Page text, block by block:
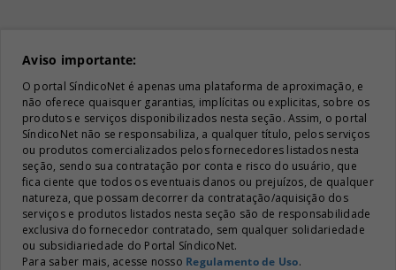
Aviso importante:
O portal SíndicoNet é apenas uma plataforma de aproximação, e
não oferece quaisquer garantias, implícitas ou explicitas, sobre os
produtos e serviços disponibilizados nesta seção. Assim, o portal
SíndicoNet não se responsabiliza, a qualquer título, pelos serviços
ou produtos comercializados pelos fornecedores listados nesta
seção, sendo sua contratação por conta e risco do usuário, que
fica ciente que todos os eventuais danos ou prejuízos, de qualquer
natureza, que possam decorrer da contratação/aquisição dos
serviços e produtos listados nesta seção são de responsabilidade
exclusiva do fornecedor contratado, sem qualquer solidariedade
ou subsidiariedade do Portal SíndicoNet.
Para saber mais, acesse nosso Regulamento de Uso.